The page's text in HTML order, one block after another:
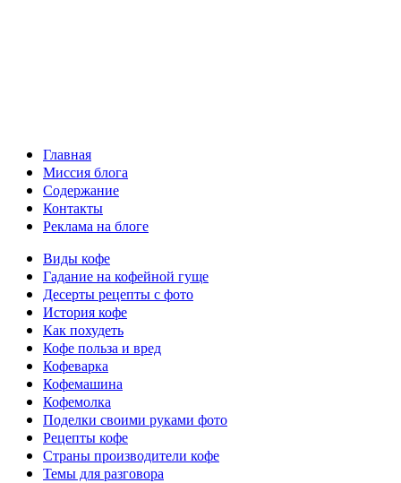
Главная
Миссия блога
Содержание
Контакты
Реклама на блоге
Виды кофе
Гадание на кофейной гуще
Десерты рецепты с фото
История кофе
Как похудеть
Кофе польза и вред
Кофеварка
Кофемашина
Кофемолка
Поделки своими руками фото
Рецепты кофе
Страны производители кофе
Темы для разговора